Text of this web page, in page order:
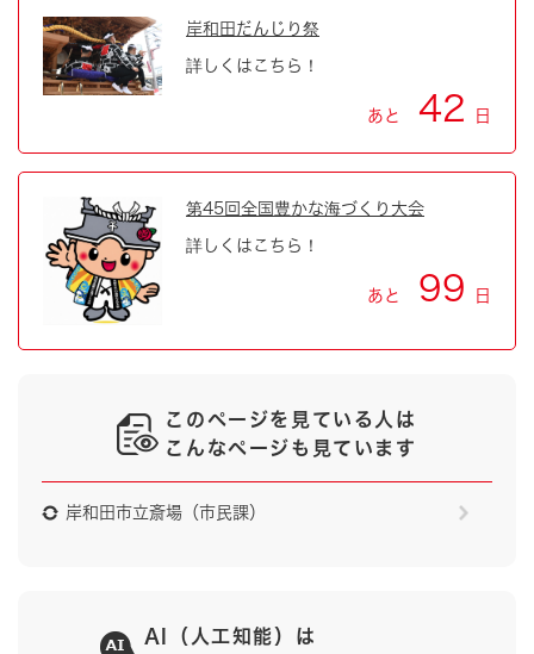
岸和田だんじり祭
詳しくはこちら！
あと 42 日
第45回全国豊かな海づくり大会
詳しくはこちら！
あと 99 日
このページを見ている人は
こんなページも見ています
岸和田市立斎場（市民課）
AI（人工知能）は